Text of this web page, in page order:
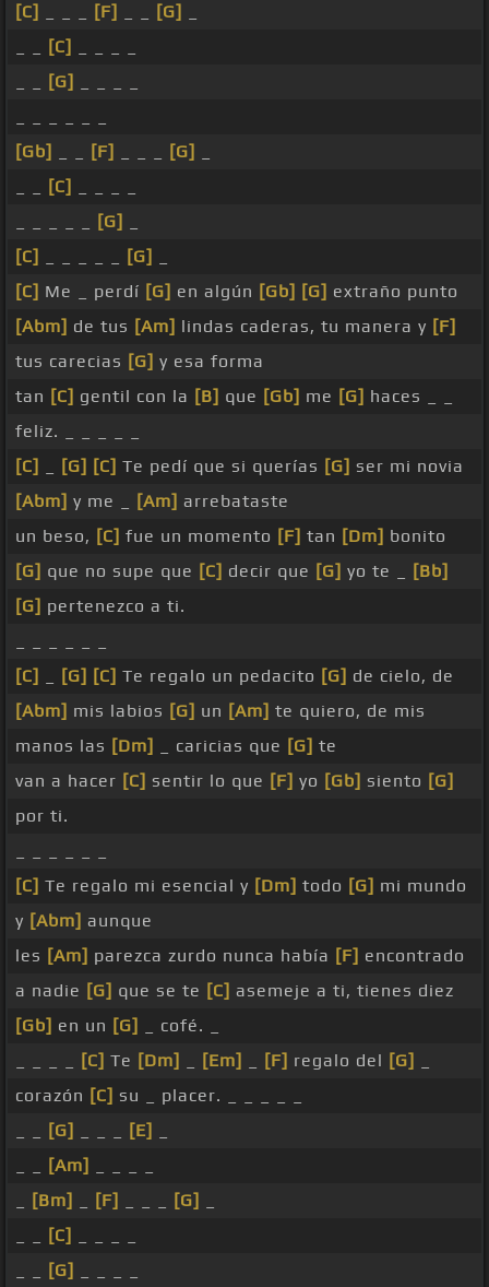
[C]
[F] [G]
[C]
[G]
[Gb]
[F] [G]
[C]
[G]
[C]
[G]
[C] Me _ perdí [G] en algún [Gb] [G] extraño punto
[Abm] de tus [Am] lindas caderas, tu manera y [F]
tus carecias [G] y esa forma
tan [C] gentil con la [B] que [Gb] me [G] haces _ _
feliz. _ _ _ _ _
[C]
[G] [C] Te pedí que si querías [G] ser mi novia
[Abm] y me _ [Am] arrebataste
un beso, [C] fue un momento [F] tan [Dm] bonito
[G] que no supe que [C] decir que [G] yo te _
[Bb]
[G] pertenezco a ti.
[C]
[G] [C] Te regalo un pedacito [G] de cielo, de
[Abm] mis labios [G] un [Am] te quiero, de mis
manos las [Dm] _ caricias que [G] te
van a hacer [C] sentir lo que [F] yo [Gb] siento [G]
por ti.
[C] Te regalo mi esencial y [Dm] todo [G] mi mundo
y [Abm] aunque
les [Am] parezca zurdo nunca había [F] encontrado
a nadie [G] que se te [C] asemeje a ti, tienes diez
[Gb] en un [G]
_ cofé. _
[C] Te [Dm] [Em] [F] regalo del [G]
corazón [C] su _ placer. _ _ _ _ _
[G] [E]
[Am]
[Bm] [F] [G]
[C]
[G]